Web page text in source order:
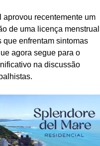
recentemente um
de uma licença menstrual
enfrentam sintomas
agora segue para o
na discussão